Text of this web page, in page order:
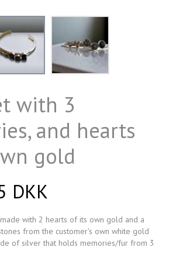
with 3
and hearts
gold
DKK
with 2 hearts of its own gold and a
from the customer's own white gold
of silver that holds memories/fur from 3